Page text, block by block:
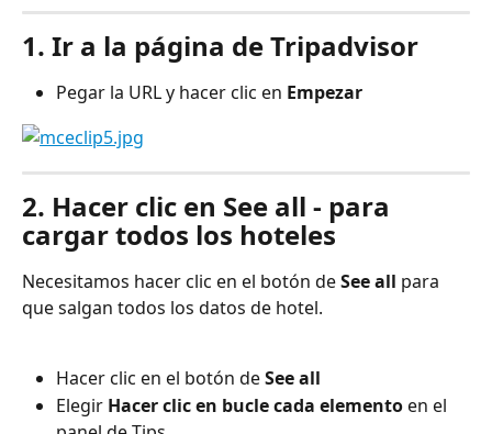
1. Ir a la página de Tripadvisor
Pegar la URL y hacer clic en Empezar
2. Hacer clic en See all - para
cargar todos los hoteles
Necesitamos hacer clic en el botón de See all para
que salgan todos los datos de hotel.
Hacer clic en el botón de See all
Elegir Hacer clic en bucle cada elemento en el